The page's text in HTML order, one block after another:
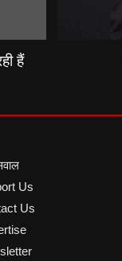
हैं
Us
Us